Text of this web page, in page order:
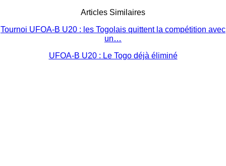
Articles Similaires
Tournoi UFOA-B U20 : les Togolais quittent la compétition avec
un…
UFOA-B U20 : Le Togo déjà éliminé